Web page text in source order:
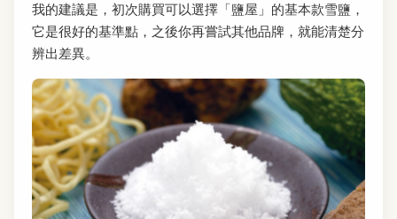
我的建議是，初次購買可以選擇「鹽屋」的基本款雪鹽，
它是很好的基準點，之後你再嘗試其他品牌，就能清楚分
辨出差異。